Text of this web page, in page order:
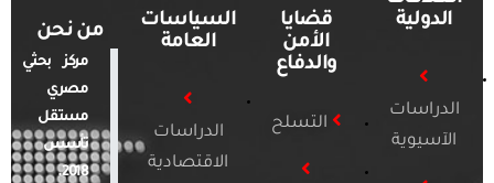
الدولية
الدراسات
الآسيوية
قضايا
الأمن
والدفاع
التسلح
السياسات
العامة
الدراسات
الاقتصادية
من نحن
مركز بحثي
مصري
مستقل
تأسس
2018.